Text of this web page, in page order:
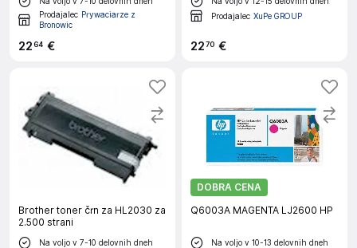
Prodajalec Prywaciarze z
Bronowic
2264 €
Prodajalec XuPe GROUP
2270 €
Brother toner črn za HL2030 za
2.500 strani
Na voljo v 7-10 delovnih dneh
DOBRA CENA
Q6003A MAGENTA LJ2600 HP
Na voljo v 10-13 delovnih dneh